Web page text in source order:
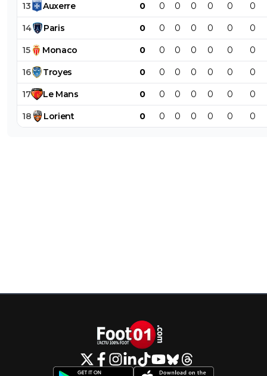
13 Auxerre 0 0 0 0 0 0 0
14 Paris 0 0 0 0 0 0 0
15 Monaco 0 0 0 0 0 0 0
16 Troyes 0 0 0 0 0 0 0
17 Le Mans 0 0 0 0 0 0 0
18 Lorient 0 0 0 0 0 0 0